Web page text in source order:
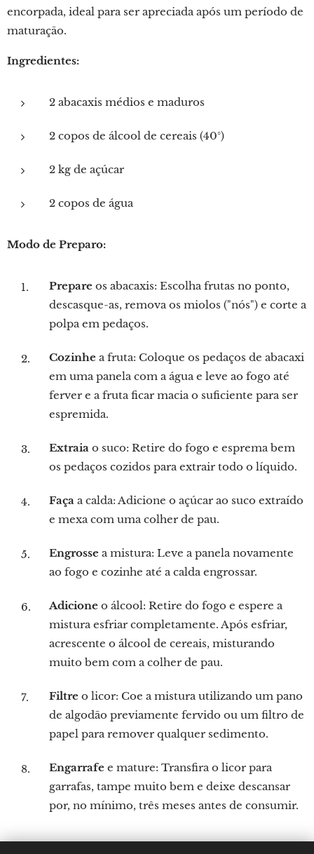
encorpada, ideal para ser apreciada após um período de
maturação.
Ingredientes:
2 abacaxis médios e maduros
2 copos de álcool de cereais (40°)
2 kg de açúcar
2 copos de água
Modo de Preparo:
Prepare os abacaxis: Escolha frutas no ponto,
descasque-as, remova os miolos ("nós") e corte a
polpa em pedaços.
Cozinhe a fruta: Coloque os pedaços de abacaxi
em uma panela com a água e leve ao fogo até
ferver e a fruta ficar macia o suficiente para ser
espremida.
Extraia o suco: Retire do fogo e esprema bem
os pedaços cozidos para extrair todo o líquido.
Faça a calda: Adicione o açúcar ao suco extraído
e mexa com uma colher de pau.
Engrosse a mistura: Leve a panela novamente
ao fogo e cozinhe até a calda engrossar.
Adicione o álcool: Retire do fogo e espere a
mistura esfriar completamente. Após esfriar,
acrescente o álcool de cereais, misturando
muito bem com a colher de pau.
Filtre o licor: Coe a mistura utilizando um pano
de algodão previamente fervido ou um filtro de
papel para remover qualquer sedimento.
Engarrafe e mature: Transfira o licor para
garrafas, tampe muito bem e deixe descansar
por, no mínimo, três meses antes de consumir.